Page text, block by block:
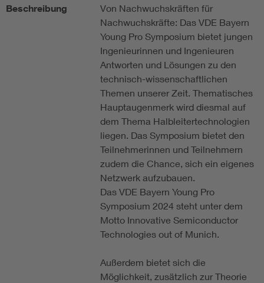
Beschreibung
Von Nachwuchskräften für
Nachwuchskräfte: Das VDE Bayern
Young Pro Symposium bietet jungen
Ingenieurinnen und Ingenieuren
Antworten und Lösungen zu den
technisch-wissenschaftlichen
Themen unserer Zeit. Thematisches
Hauptaugenmerk wird diesmal auf
dem Thema Halbleitertechnologien
liegen. Das Symposium bietet den
Teilnehmerinnen und Teilnehmern
zudem die Chance, sich ein eigenes
Netzwerk aufzubauen.
Das VDE Bayern Young Pro
Symposium 2024 steht unter dem
Motto Innovative Semiconductor
Technologies out of Munich.
Außerdem bietet sich die
Möglichkeit, zusätzlich zur Theorie